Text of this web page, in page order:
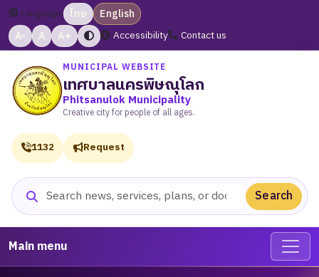
Language: ไทย
English
A-
A A+ Accessibility Contact us
MUNICIPAL WEBSITE
เทศบาลนครพิษณุโลก
Phitsanulok Municipality
Creative city for people of all ages.
Search website Search
1132 Request
Main menu